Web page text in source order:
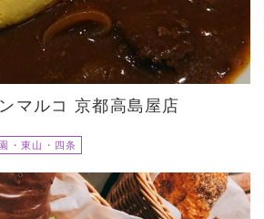
マルコ 京都高島屋店
・東山・四条